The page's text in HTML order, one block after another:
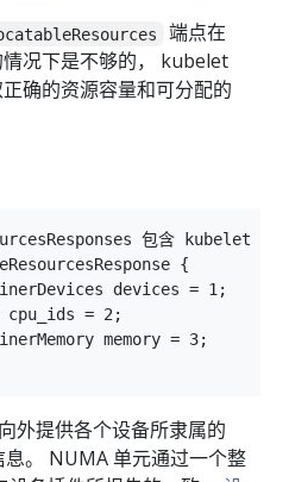
端点在
况下是不够的， kubelet
确的资源容量和可分配的
包含 kubelet 所了
{
devices = 1;
cpu_ids = 2;
memory = 3;
外提供各个设备所隶属的
。 NUMA 单元通过一个整